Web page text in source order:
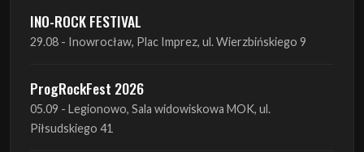
INO-ROCK FESTIVAL
29.08 - Inowrocław, Plac Imprez, ul. Wierzbińskiego 9
ProgRockFest 2026
05.09 - Legionowo, Sala widowiskowa MOK, ul.
Piłsudskiego 41